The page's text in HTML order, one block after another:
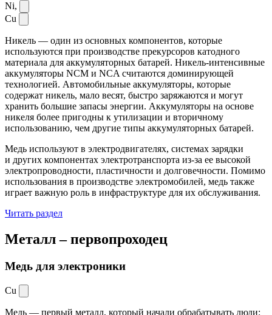
Ni,
Cu
Никель — один из основных компонентов, которые
используются при производстве прекурсоров катодного
материала для аккумуляторных батарей. Никель-интенсивные
аккумуляторы NCM и NCA считаются доминирующей
технологией. Автомобильные аккумуляторы, которые
содержат никель, мало весят, быстро заряжаются и могут
хранить большие запасы энергии. Аккумуляторы на основе
никеля более пригодны к утилизации и вторичному
использованию, чем другие типы аккумуляторных батарей.
Медь используют в электродвигателях, системах зарядки
и других компонентах электротранспорта из-за ее высокой
электропроводности, пластичности и долговечности. Помимо
использования в производстве электромобилей, медь также
играет важную роль в инфраструктуре для их обслуживания.
Читать раздел
Металл –первопроходец
Медь для электроники
Cu
Медь — первый металл, который начали обрабатывать люди: